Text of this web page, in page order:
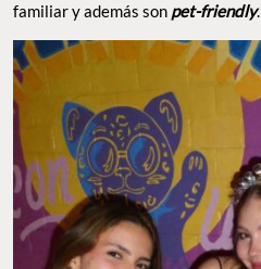
familiar y además son pet-friendly.